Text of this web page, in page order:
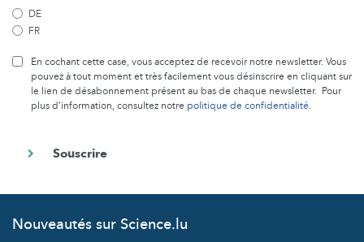
DE
FR
En cochant cette case, vous acceptez de recevoir notre newsletter. Vous
pouvez à tout moment et très facilement vous désinscrire en cliquant sur
le lien de désabonnement présent au bas de chaque newsletter. Pour
plus d’information, consultez notre politique de confidentialité.
Nouveautés sur Science.lu